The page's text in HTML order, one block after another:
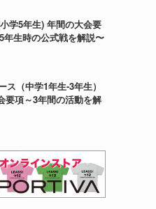
学5年生) 年間の大会要
年生時の公式戦を解説〜
ス（中学1年生-3年生）
要項～3年間の活動を解